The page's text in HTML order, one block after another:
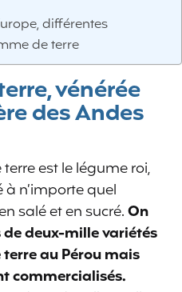
différentes
de terre
vénérée
des Andes
est le légume roi,
n’importe quel
salé et en sucré.On
de deux-mille variétés
au Pérou mais
commercialisés.